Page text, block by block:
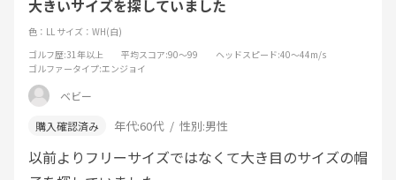
大きいサイズを探していました
色：LL サイズ：WH(白)
ゴルフ歴:31年以上 平均スコア:90～99 ヘッドスピード:40～44m/s
ゴルファータイプ:エンジョイ
ベビー
年代:60代 性別:男性
以前よりフリーサイズではなくて大き目のサイズの帽